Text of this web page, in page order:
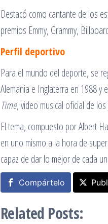
Destacó como cantante de los
premios Emmy, Grammy,
Perfil deportivo
Para el mundo del deporte, se
Alemania e Inglaterra en 1988
Time, video musical oficial de
El tema, compuesto por Albert
en uno mismo a la hora de
capaz de dar lo mejor de cada
Compártelo
Related Posts: